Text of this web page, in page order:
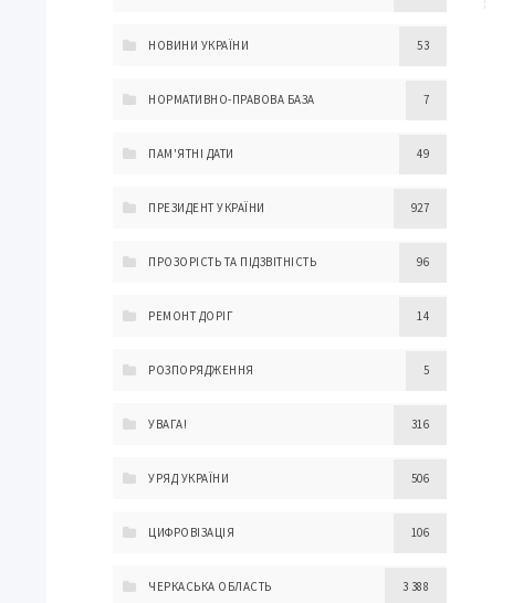
НОВИНИ УКРАЇНИ 53
НОРМАТИВНО-ПРАВОВА БАЗА 7
ПАМ'ЯТНІ ДАТИ 49
ПРЕЗИДЕНТ УКРАЇНИ 927
ПРОЗОРІСТЬ ТА ПІДЗВІТНІСТЬ 96
РЕМОНТ ДОРІГ 14
РОЗПОРЯДЖЕННЯ 5
УВАГА! 316
УРЯД УКРАЇНИ 506
ЦИФРОВІЗАЦІЯ 106
ЧЕРКАСЬКА ОБЛАСТЬ 3 388